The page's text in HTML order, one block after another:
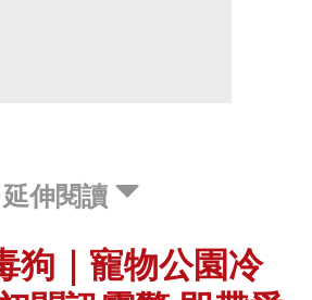
延伸閱讀
狗｜寵物公園冷